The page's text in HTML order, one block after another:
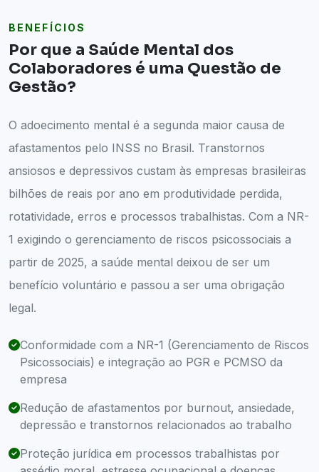
BENEFÍCIOS
Por que a Saúde Mental dos
Colaboradores é uma Questão de
Gestão?
O adoecimento mental é a segunda maior causa de
afastamentos pelo INSS no Brasil. Transtornos
ansiosos e depressivos custam às empresas brasileiras
bilhões de reais por ano em produtividade perdida,
rotatividade, erros e processos trabalhistas. Com a NR-
1 exigindo o gerenciamento de riscos psicossociais a
partir de 2025, a saúde mental deixou de ser um
benefício voluntário e passou a ser uma obrigação
legal.
Conformidade com a NR-1 (Gerenciamento de Riscos
Psicossociais) e integração ao PGR e PCMSO da
empresa
Redução de afastamentos por burnout, ansiedade,
depressão e transtornos relacionados ao trabalho
Proteção jurídica em processos trabalhistas por